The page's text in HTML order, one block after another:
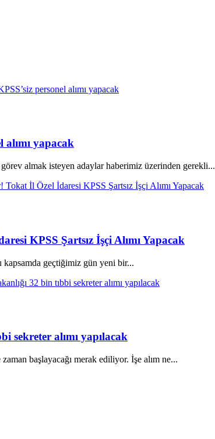
yapacak
almak isteyen adaylar haberimiz üzerinden gerekli...
KPSS Şartsız İşçi Alımı Yapacak
kapsamda geçtiğimiz gün yeni bir...
sekreter alımı yapılacak
zaman başlayacağı merak ediliyor. İşe alım ne...